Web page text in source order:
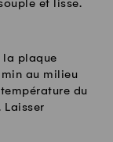
et lisse.
la plaque
au milieu
du
Laisser